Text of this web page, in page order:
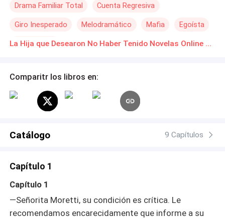
hermano, que antes me consentía, se volvió frío y
reducirse de la noche a la mañana. La familia elogió a
Carina por su dulzura y obediencia, asegurando que era
final me quebré y agarré la manga de mi padre. —¿Acaso
padre estalló. Protegió a Carina, con el rostro empapado
en lágrimas, y delante de todos los miembros de la
hubiera tenido —escupió. —Traes vergüenza a esta
decepción: —Si tan solo desde el principio me hubiera
me arodillaría a sus pies, como siempre hacía. Pero no
dije nada. Caminé hasta la caja fuerte familiar, saqué los
documentos oficiales y tracé una sola línea sobre mi
Drama Familiar Total Cuenta Regresiva
Giro Inesperado Melodramático Mafia Egoísta
Arrepentirse La Hija que Desearon No Haber Tenido Novelas Online Descarga gratuita de PDF
Comparitr los libros en:
Catálogo 9 Capítulos
Capítulo 1
Capítulo 1
—Señorita Moretti, su condición es crítica. Le
recomendamos encarecidamente que informe a su